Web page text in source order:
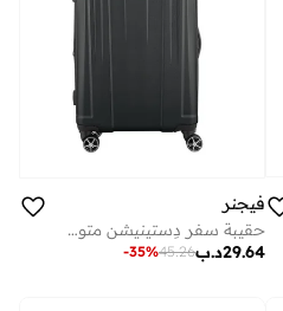
فيجنر
حقيبة سفر دِستينيشن متوسطة صلبة قابلة للتوسيع سم بعجلات سوداء
د.ب29.64
45.26
-35%